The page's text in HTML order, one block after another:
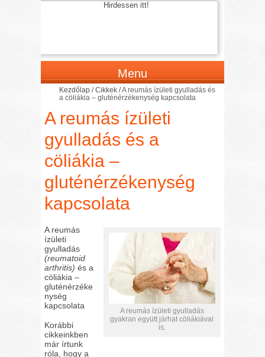
Hirdessen itt!
Menu
Kezdőlap /Cikkek /A reumás ízületi gyulladás és
a cöliákia – gluténérzékenység kapcsolata
A reumás ízületi
gyulladás és a
cöliákia –
gluténérzékenység
kapcsolata
A reumás ízületi gyulladás
gyakran együtt járhat cöliákiával
is.
A reumás
ízületi
gyulladás
(reumatoid
arthritis) és a
cöliákia –
gluténérzéke
nység
kapcsolata
Korábbi
cikkeinkben
már írtunk
róla, hogy a